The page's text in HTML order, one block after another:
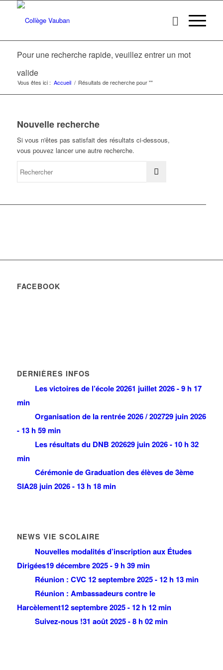
Pour une recherche rapide, veuillez entrer un mot
valide
Vous êtes ici : Accueil / Résultats de recherche pour ""
Nouvelle recherche
Si vous n'êtes pas satisfait des résultats ci-dessous,
vous pouvez lancer une autre recherche.
FACEBOOK
DERNIÈRES INFOS
Les victoires de l’école 20261 juillet 2026 - 9 h 17
min
Organisation de la rentrée 2026 / 202729 juin 2026
- 13 h 59 min
Les résultats du DNB 202629 juin 2026 - 10 h 32
min
Cérémonie de Graduation des élèves de 3ème
SIA28 juin 2026 - 13 h 18 min
NEWS VIE SCOLAIRE
Nouvelles modalités d’inscription aux Études
Dirigées19 décembre 2025 - 9 h 39 min
Réunion : CVC 12 septembre 2025 - 12 h 13 min
Réunion : Ambassadeurs contre le
Harcèlement12 septembre 2025 - 12 h 12 min
Suivez-nous !31 août 2025 - 8 h 02 min